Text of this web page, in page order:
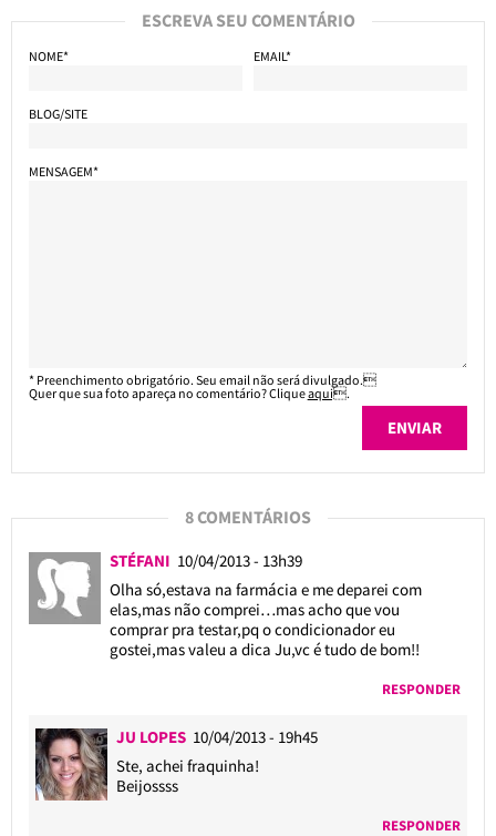
ESCREVA SEU COMENTÁRIO
NOME* EMAIL*
BLOG/SITE
MENSAGEM*
* Preenchimento obrigatório. Seu email não será divulgado.
Quer que sua foto apareça no comentário? Cliqueaqui.
8 COMENTÁRIOS
STÉFANI 10/04/2013 - 13h39
Olha só,estava na farmácia e me deparei com
elas,mas não comprei…mas acho que vou
comprar pra testar,pq o condicionador eu
gostei,mas valeu a dica Ju,vc é tudo de bom!!
RESPONDER
JU LOPES 10/04/2013 - 19h45
Ste, achei fraquinha!
Beijossss
RESPONDER